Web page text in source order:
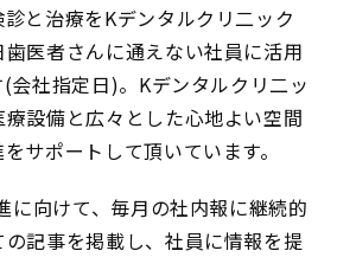
と治療をKデンタルクリ二ック
医者さんに通えない社員に活用
会社指定日)。Kデンタルクリ二ッ
設備と広々とした心地よい空間
サポートして頂いています。
に向けて、毎月の社内報に継続的
記事を掲載し、社員に情報を提